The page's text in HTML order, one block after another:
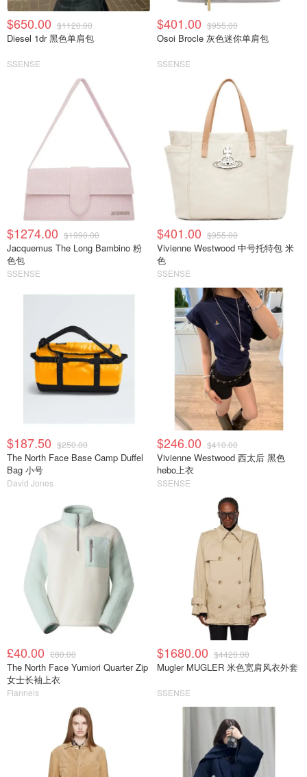
$650.00 $1120.00
Diesel 1dr 黑色单肩包
SSENSE
$401.00 $955.00
Osoi Brocle 灰色迷你单肩包
SSENSE
$1274.00 $1990.00
Jacquemus The Long Bambino 粉
色包
SSENSE
$401.00 $955.00
Vivienne Westwood 中号托特包 米
色
SSENSE
$187.50 $250.00
The North Face Base Camp Duffel
Bag 小号
David Jones
$246.00 $410.00
Vivienne Westwood 西太后 黑色
hebo上衣
SSENSE
£40.00 £80.00
The North Face Yumiori Quarter Zip
女士长袖上衣
Flannels
$1680.00 $4420.00
Mugler MUGLER 米色宽肩风衣外套
SSENSE